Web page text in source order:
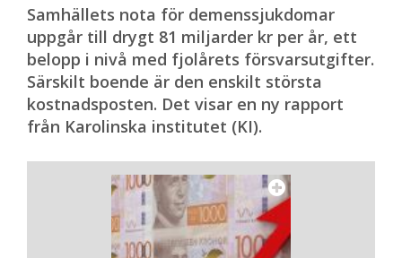
Samhällets nota för demenssjukdomar
uppgår till drygt 81 miljarder kr per år, ett
belopp i nivå med fjolårets försvarsutgifter.
Särskilt boende är den enskilt största
kostnadsposten. Det visar en ny rapport
från Karolinska institutet (KI).